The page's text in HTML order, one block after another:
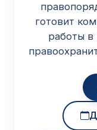
готовит
работы в